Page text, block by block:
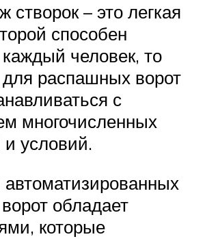
створок – это легкая
способен
человек, то
для распашных ворот
с
многочисленных
условий.
обладает
которые